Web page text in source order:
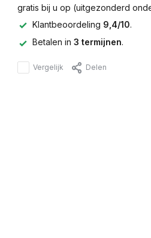
gratis bij u op (uitgezonderd
Klantbeoordeling 9,4/10.
Betalen in 3 termijnen.
Vergelijk Delen